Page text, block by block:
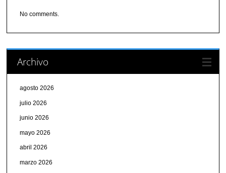
No comments.
Archivo
agosto 2026
julio 2026
junio 2026
mayo 2026
abril 2026
marzo 2026